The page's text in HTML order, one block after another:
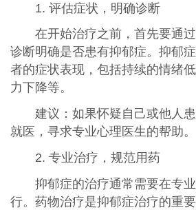
1. 评估症状，明确诊断
在开始治疗之前，首先要通
诊断明确是否患有抑郁症。抑郁
者的症状表现，包括持续的情绪
力下降等。
建议：如果怀疑自己或他人
就医，寻求专业心理医生的帮助。
2. 专业治疗，规范用药
抑郁症的治疗通常需要在专
行。药物治疗是抑郁症治疗的重